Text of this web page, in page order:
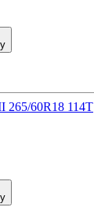
265/60R18 114T